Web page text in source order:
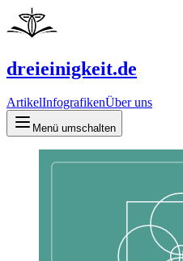
dreieinigkeit.de
ArtikelInfografikenÜber uns
Menü umschalten